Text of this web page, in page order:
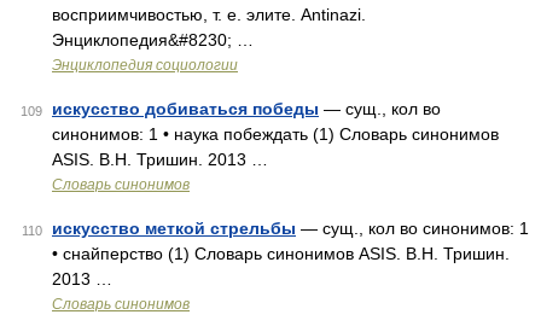
восприимчивостью, т. е. элите. Antinazi.
Энциклопедия&#8230; …
Энциклопедия социологии
109 искусство добиваться победы — сущ., кол во
синонимов: 1 • наука побеждать (1) Словарь синонимов
ASIS. В.Н. Тришин. 2013 …
Словарь синонимов
110 искусство меткой стрельбы — сущ., кол во синонимов: 1
• снайперство (1) Словарь синонимов ASIS. В.Н. Тришин.
2013 …
Словарь синонимов